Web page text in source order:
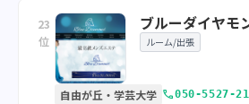
23
位
ブルーダイヤモ
ルーム/出張
自由が丘・学芸大学 call050-5527-